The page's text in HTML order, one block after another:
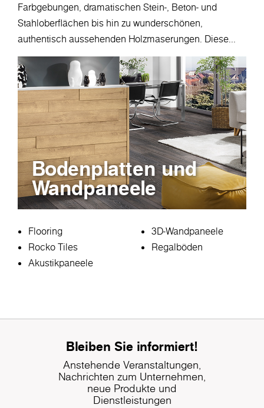
Farbgebungen, dramatischen Stein-, Beton- und
Stahloberflächen bis hin zu wunderschönen,
authentisch aussehenden Holzmaserungen. Diese...
Bodenplatten und
Wandpaneele
Flooring
Rocko Tiles
Akustikpaneele
3D-Wandpaneele
Regalböden
Bleiben Sie informiert!
Anstehende Veranstaltungen,
Nachrichten zum Unternehmen,
neue Produkte und
Dienstleistungen